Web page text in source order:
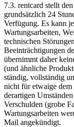
7.3. rentcard stellt
grundsätzlich 24
Verfügung. Es kann
Wartungsarbeiten,
technischen
Beeinträchtigungen
übernimmt daher
(und ähnliche
ständig, vollständig
nicht für etwaige dem
derartigen
Verschulden (grobe
Wartungsarbeiten
Mail angekündigt.